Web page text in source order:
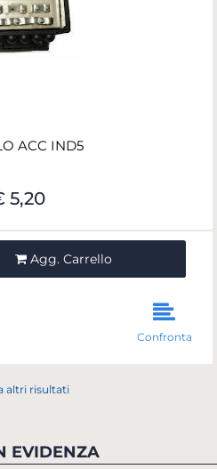
ACC IND5
5,20
Agg. Carrello
Confronta
altri risultati
EVIDENZA